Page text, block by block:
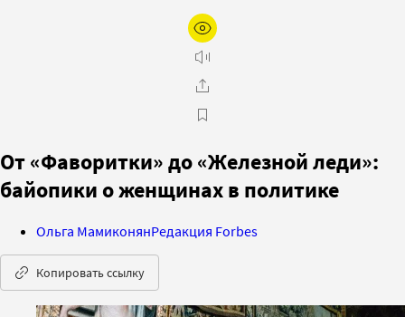
От «Фаворитки» до «Железной леди»:
байопики о женщинах в политике
Ольга МамиконянРедакция Forbes
Копировать ссылку